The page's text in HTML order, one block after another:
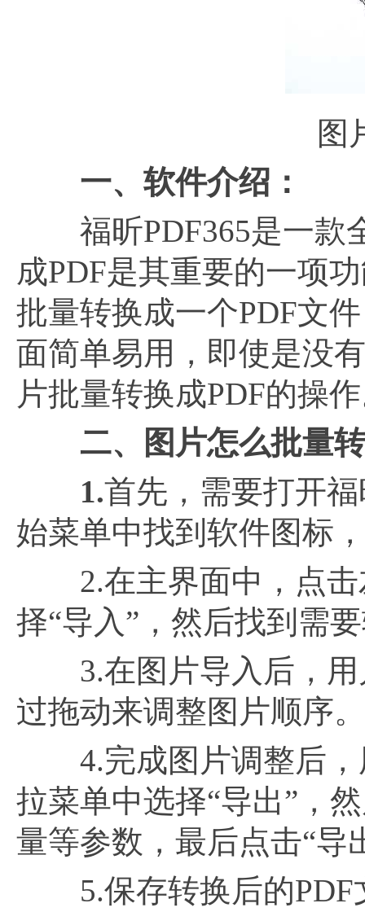
图
一、软件介绍：
福昕PDF365是一款
成PDF是其重要的一项
批量转换成一个PDF文
面简单易用，即使是没
片批量转换成PDF的操
二、图片怎么批量
1.首先，需要打开
始菜单中找到软件图标
2.在主界面中，点击
择“导入”，然后找到需
3.在图片导入后，用
过拖动来调整图片顺序。
4.完成图片调整后，
拉菜单中选择“导出”，
量等参数，最后点击“导
5.保存转换后的PDF